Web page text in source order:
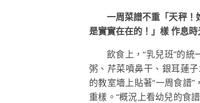
一周菜譜不重「天秤
是實實在在的！」樣 作息
飲食上，“乳兒班”的統
粥、芹菜噴鼻干、銀耳蓮
的教室墻上貼著“一周食譜
重樣。“概況上看幼兒的食